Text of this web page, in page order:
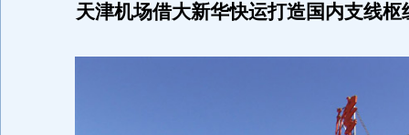
天津机场借大新华快运打造国内支线枢